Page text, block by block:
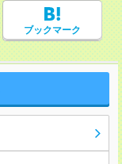
ブックマーク